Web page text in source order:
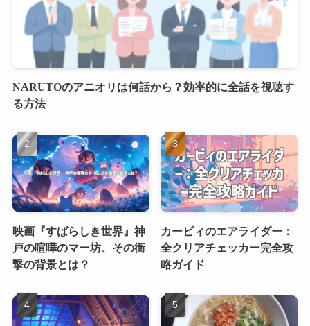
NARUTOのアニオリは何話から？効率的に全話を視聴す
る方法
映画『すばらしき世界』神
戸の喧嘩のマー坊、その衝
撃の背景とは？
カービィのエアライダー：
全クリアチェッカー完全攻
略ガイド